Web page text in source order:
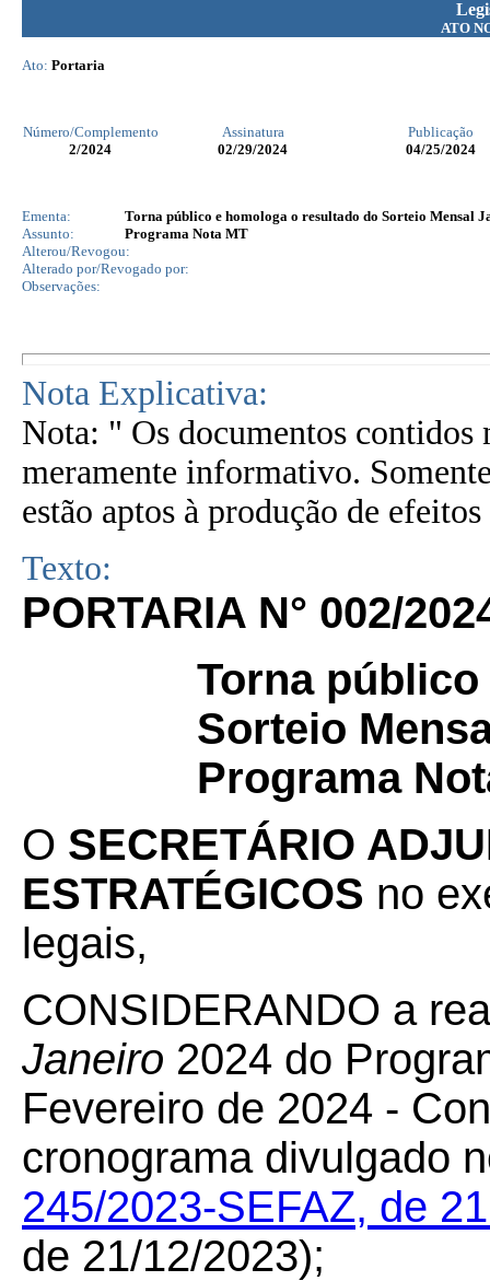
ATO
Ato: Portaria
Número/Complemento Assinatura
Publicação
2/2024 02/29/2024 04/25/2024
Ementa:
Torna público e homologa o resultado do Sorteio Mensal
Assunto:
Programa Nota MT
Alterou/Revogou:
Alterado por/Revogado por:
Observações:
Nota Explicativa:
Nota: " Os documentos contidos
meramente informativo.
estão aptos à produção de
Texto:
PORTARIA N° 002/
Torna
Sorteio
Programa
O SECRETÁRIO
ESTRATÉGICOS no
legais,
CONSIDERANDO a
Janeiro 2024 do
Fevereiro de 2024 -
cronograma divulgado
245/2023-SEFAZ, de
de 21/12/2023);